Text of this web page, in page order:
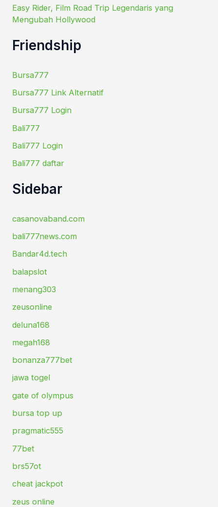
Easy Rider, Film Road Trip Legendaris yang
Mengubah Hollywood
Friendship
Bursa777
Bursa777 Link Alternatif
Bursa777 Login
Bali777
Bali777 Login
Bali777 daftar
Sidebar
casanovaband.com
bali777news.com
Bandar4d.tech
balapslot
menang303
zeusonline
deluna168
megah168
bonanza777bet
jawa togel
gate of olympus
bursa top up
pragmatic555
77bet
brs57ot
cheat jackpot
zeus online